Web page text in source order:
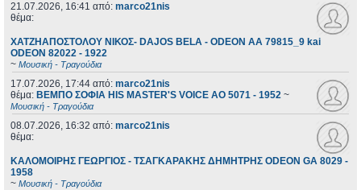
21.07.2026, 16:41 από: marco21nis
θέμα:
ΧΑΤΖΗΑΠΟΣΤΟΛΟΥ ΝΙΚΟΣ- DAJOS BELA - ODEON AA 79815_9 kai
ODEON 82022 - 1922
~ Μουσική - Τραγούδια
17.07.2026, 17:44 από: marco21nis
θέμα: ΒΕΜΠΟ ΣΟΦΙΑ HIS MASTER'S VOICE AO 5071 - 1952 ~
Μουσική - Τραγούδια
08.07.2026, 16:32 από: marco21nis
θέμα:
ΚΑΛΟΜΟΙΡΗΣ ΓΕΩΡΓΙΟΣ - ΤΣΑΓΚΑΡΑΚΗΣ ΔΗΜΗΤΡΗΣ ODEON GA 8029 -
1958
~ Μουσική - Τραγούδια